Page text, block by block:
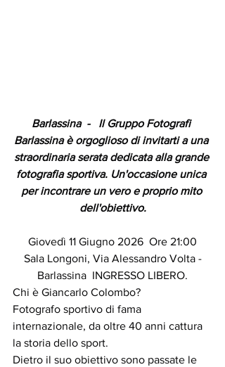
Barlassina  -   Il Gruppo Fotografi
Barlassina è orgoglioso di invitarti a una
straordinaria serata dedicata alla grande
fotografia sportiva. Un'occasione unica
per incontrare un vero e proprio mito
dell'obiettivo.
Giovedì 11 Giugno 2026  Ore 21:00
Sala Longoni, Via Alessandro Volta -
Barlassina  INGRESSO LIBERO.
Chi è Giancarlo Colombo?
Fotografo sportivo di fama
internazionale, da oltre 40 anni cattura
la storia dello sport.
Dietro il suo obiettivo sono passate le